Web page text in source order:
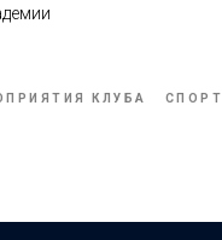
КЛУБА СПОРТ